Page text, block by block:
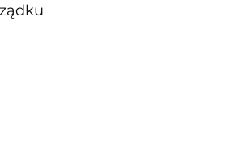
5 spośród 5 gwiazdek